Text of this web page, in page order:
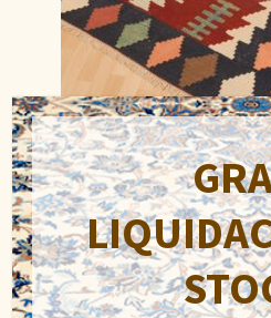
Kilim
600,00€
El
precio
original
era:
Añadir al